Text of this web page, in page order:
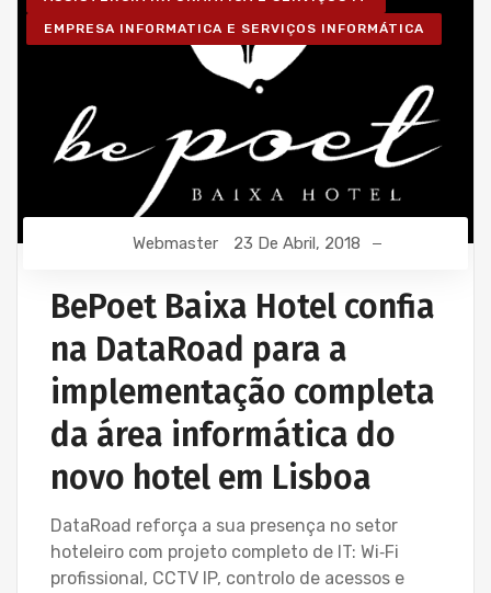
EMPRESA INFORMATICA E SERVIÇOS INFORMÁTICA
Webmaster 23 De Abril, 2018
BePoet Baixa Hotel confia
na DataRoad para a
implementação completa
da área informática do
novo hotel em Lisboa
DataRoad reforça a sua presença no setor
hoteleiro com projeto completo de IT: Wi‑Fi
profissional, CCTV IP, controlo de acessos e